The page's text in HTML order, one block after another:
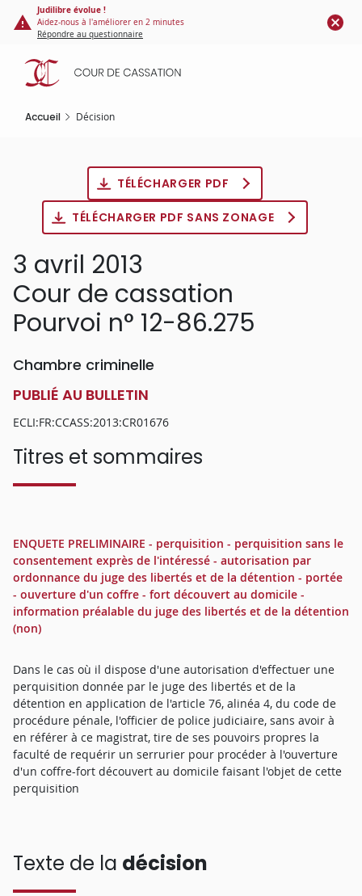
Panneau de gestion des cookies
contenu
principal
Judilibre évolue !
Aidez-nous à l'améliorer en 2 minutes
Répondre au questionnaire
Accueil Décision
TÉLÉCHARGER PDF
TÉLÉCHARGER PDF SANS ZONAGE
3 avril 2013
Cour de cassation
Pourvoi n° 12-86.275
Chambre criminelle
PUBLIÉ AU BULLETIN
ECLI:FR:CCASS:2013:CR01676
Titres et sommaires
ENQUETE PRELIMINAIRE - perquisition - perquisition sans le
consentement exprès de l'intéressé - autorisation par
ordonnance du juge des libertés et de la détention - portée
- ouverture d'un coffre - fort découvert au domicile -
information préalable du juge des libertés et de la détention
(non)
Dans le cas où il dispose d'une autorisation d'effectuer une
perquisition donnée par le juge des libertés et de la
détention en application de l'article 76, alinéa 4, du code de
procédure pénale, l'officier de police judiciaire, sans avoir à
en référer à ce magistrat, tire de ses pouvoirs propres la
faculté de requérir un serrurier pour procéder à l'ouverture
d'un coffre-fort découvert au domicile faisant l'objet de cette
perquisition
Texte de la décision